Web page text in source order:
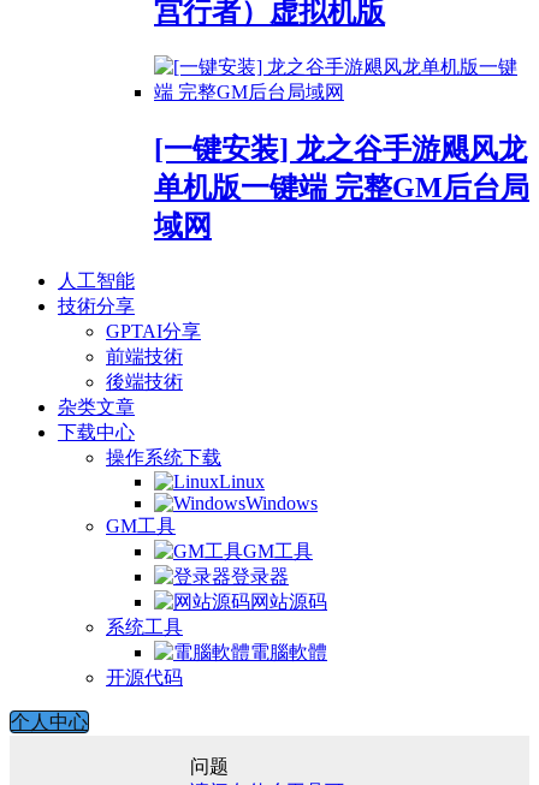
宫行者）虚拟机版
[一键安装] 龙之谷手游飓风龙
单机版一键端 完整GM后台局
域网
人工智能
技術分享
GPTAI分享
前端技術
後端技術
杂类文章
下载中心
操作系统下载
Linux
Windows
GM工具
GM工具
登录器
网站源码
系统工具
電腦軟體
开源代码
个人中心
问题